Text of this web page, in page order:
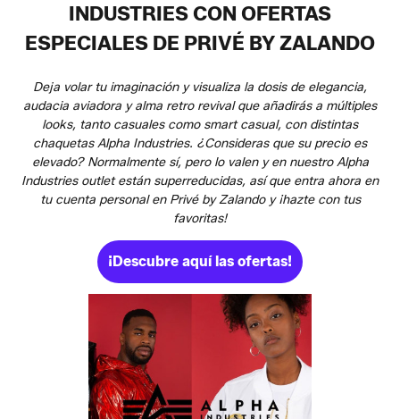
INDUSTRIES CON OFERTAS
ESPECIALES DE PRIVÉ BY ZALANDO
Deja volar tu imaginación y visualiza la dosis de elegancia,
audacia aviadora y alma retro revival que añadirás a múltiples
looks, tanto casuales como smart casual, con distintas
chaquetas Alpha Industries. ¿Consideras que su precio es
elevado? Normalmente sí, pero lo valen y en nuestro Alpha
Industries outlet están superreducidas, así que entra ahora en
tu cuenta personal en Privé by Zalando y ¡hazte con tus
favoritas!
¡Descubre aquí las ofertas!